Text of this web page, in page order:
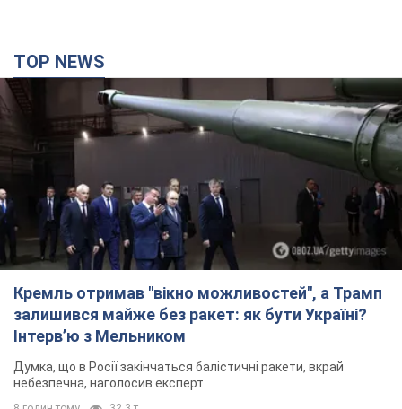
Кремль отримав "вікно можливостей", а Трамп
залишився майже без ракет: як бути Україні?
Інтерв’ю з Мельником
Думка, що в Росії закінчаться балістичні ракети, вкрай
небезпечна, наголосив експерт
Україна має домовленості на щомісячну
поставку ракет до Patriot від США: Зеленський
розкрив подробиці
Київ також веде активні переговори з європейськими
партнерами
5 годин тому 35,5 т.
Дбала про учнів та підтримувала педагогів: